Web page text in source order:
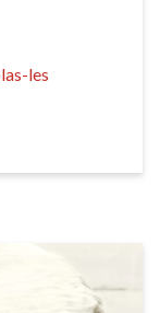
les
1000 jaar